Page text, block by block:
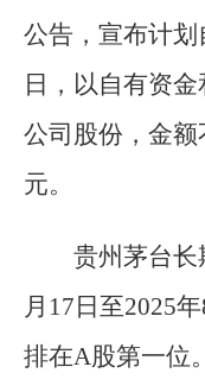
公告，宣布计划
日，以自有资
公司股份，金
元。
贵州茅台长
月17日至2025
排在A股第一位。